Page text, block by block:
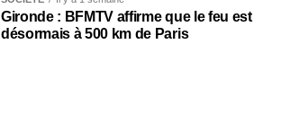
Gironde : BFMTV affirme que le feu est
désormais à 500 km de Paris